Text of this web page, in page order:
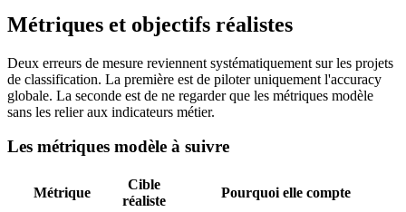
Métriques et objectifs réalistes
Deux erreurs de mesure reviennent systématiquement sur les projets
de classification. La première est de piloter uniquement l'accuracy
globale. La seconde est de ne regarder que les métriques modèle
sans les relier aux indicateurs métier.
Les métriques modèle à suivre
Métrique
Cible
réaliste
Pourquoi elle compte